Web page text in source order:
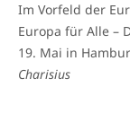
Im Vorfeld der
Europa für Alle –
19. Mai in
Charisius